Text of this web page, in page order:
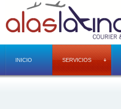
INICIO SERVICIOS